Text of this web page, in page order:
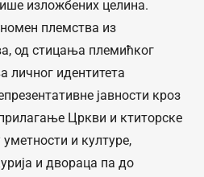
изложбених целина.
племства из
од стицања племићког
личног идентитета
јавности кроз
Цркви и ктиторске
и културе,
и двораца па до